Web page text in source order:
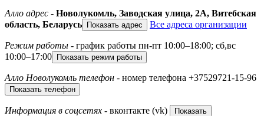
Алло адрес - Новолукомль, Заводская улица, 2А, Витебская
область, Беларусь
Показать адрес Все адреса организации
Режим работы - график работы пн-пт 10:00–18:00; сб,вс
10:00–17:00
Показать режим работы
Алло Новолукомль телефон - номер телефона +37529721-15-96
Показать телефон
Информация в соцсетях - вконтакте (vk) Показать